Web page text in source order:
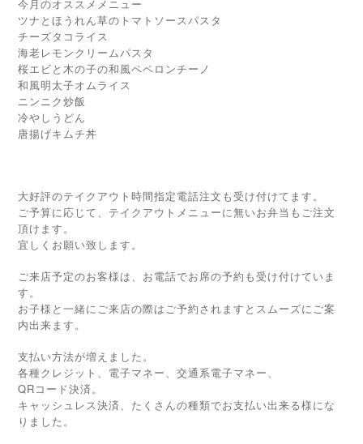
今月のオススメメニュー
ツナとほうれん草のトマトソースパスタ
チーズタコライス
海老レモンクリームパスタ
桜エビと木の子の和風ペペロンチーノ
和風明太子オムライス
ニンニク炒飯
冷やしうどん
唐揚げキムチ丼
大好評のテイクアウト時間指定電話注文も受け付けてます。
ご予算に応じて、テイクアウトメニューに無いお弁当もご注文
頂けます。
宜しくお願い致します。
ご来店予定のお客様は、お電話でお席の予約も受け付けていま
す。
お子様と一緒にご来店の際はご予約されますとスムーズにご案
内出来ます。
支払い方法が増えました。
各種クレジット、電子マネー、交通系電子マネー、
QRコード決済。
キャッシュレス決済、たくさんの種類でお支払い出来る様にな
りました。